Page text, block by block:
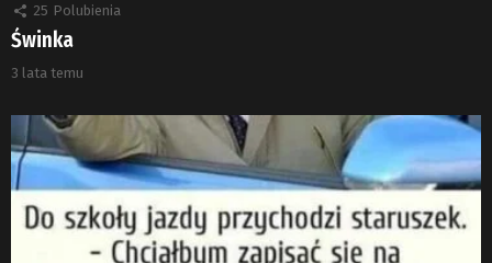
25 Polubienia
Świnka
3 lata temu